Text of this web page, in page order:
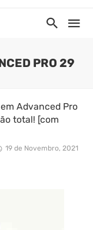
PRO 29
Advanced Pro
total! [com
19 de Novembro, 2021